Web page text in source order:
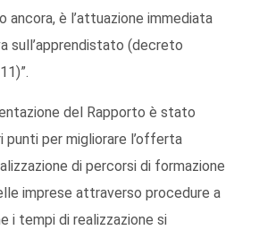
ancora, è l’attuazione immediata
sull’apprendistato (decreto
del Rapporto è stato
punti per migliorare l’offerta
di percorsi di formazione
imprese attraverso procedure a
i tempi di realizzazione si